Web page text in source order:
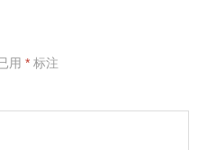
用 * 标注